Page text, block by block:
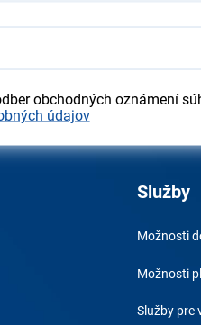
obchodných oznámení
údajov
Služby
Možnosti
Možnosti
Služby pre